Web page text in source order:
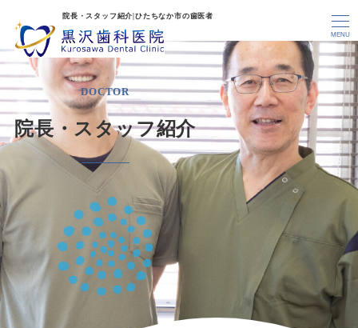
MENU
院長・スタッフ紹介|ひたちなか市の歯医者
DOCTOR
院長・スタッフ紹介